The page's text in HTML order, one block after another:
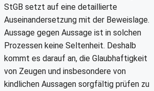
StGB setzt auf eine detaillierte
Auseinandersetzung mit der Beweislage.
Aussage gegen Aussage ist in solchen
Prozessen keine Seltenheit. Deshalb
kommt es darauf an, die Glaubhaftigkeit
von Zeugen und insbesondere von
kindlichen Aussagen sorgfältig prüfen zu